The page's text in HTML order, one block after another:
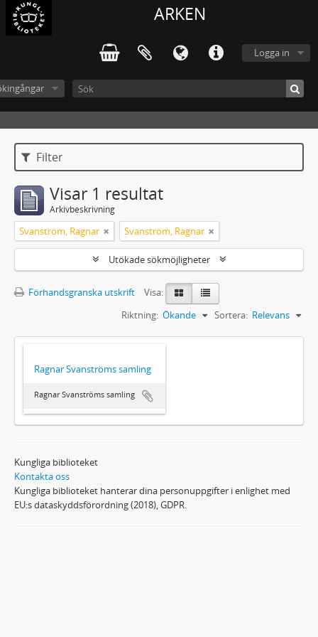
ARKEN
Logga in
Filter
Visar 1 resultat
Arkivbeskrivning
Svanström, Ragnar Svanström, Ragnar
Utökade sökmöjligheter
Förhandsgranska utskrift
Visa:
Sortera: Relevans
Riktning: Ökande
Ragnar Svanströms samling
Ragnar Svanströms samling
Kungliga biblioteket
Kontakta oss
Kungliga biblioteket hanterar dina personuppgifter i enlighet med
EU:s dataskyddsförordning (2018), GDPR.